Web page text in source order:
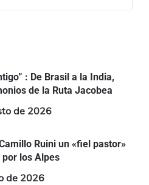
: De Brasil a la India,
de la Ruta Jacobea
de 2026
Ruini un «fiel pastor»
los Alpes
de 2026